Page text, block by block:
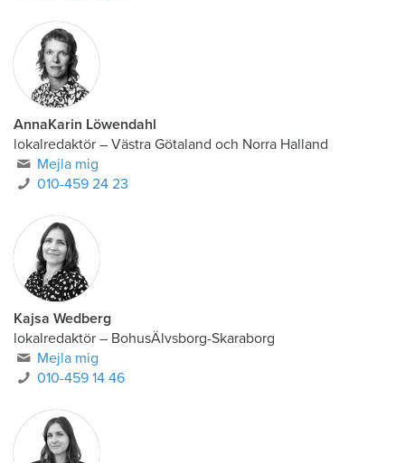
AnnaKarin Löwendahl
lokalredaktör – Västra Götaland och Norra Halland
Mejla mig
010-459 24 23
Kajsa Wedberg
lokalredaktör – BohusÄlvsborg-Skaraborg
Mejla mig
010-459 14 46